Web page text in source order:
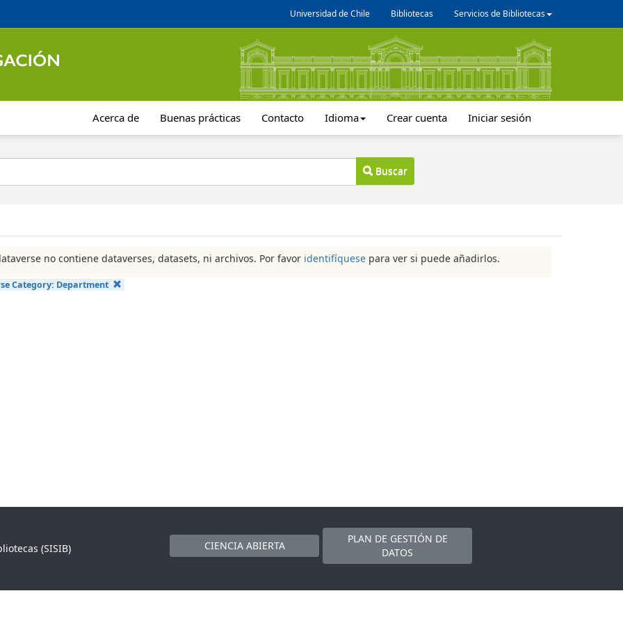
Universidad de Chile Bibliotecas Servicios de Bibliotecas
Acerca de Buenas prácticas Contacto Idioma Crear cuenta Iniciar sesión
Buscar
no contiene dataverses, datasets, ni archivos. Por favor identifíquese para ver si puede añadirlos.
Category: Department
(SISIB)
CIENCIA ABIERTA
PLAN DE GESTIÓN DE
DATOS